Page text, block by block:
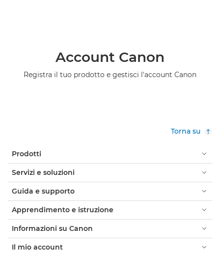
Account Canon
Registra il tuo prodotto e gestisci l'account Canon
Torna su
Prodotti
Servizi e soluzioni
Guida e supporto
Apprendimento e istruzione
Informazioni su Canon
Il mio account